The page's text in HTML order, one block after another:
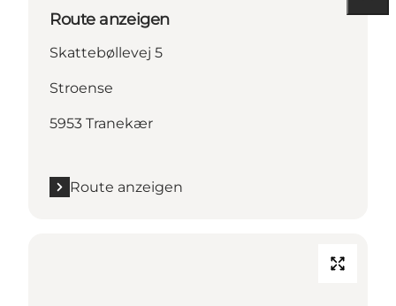
Route anzeigen
Skattebøllevej 5
Stroense
5953 Tranekær
Route anzeigen